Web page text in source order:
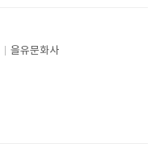
을유문화사